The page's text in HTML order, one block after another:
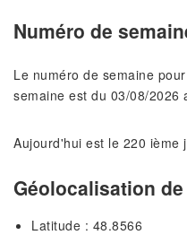
Numéro de
Le numéro de semaine
semaine est du 03/08/2026
Aujourd'hui est le 220 ième
Géolocalisation
Latitude : 48.8566